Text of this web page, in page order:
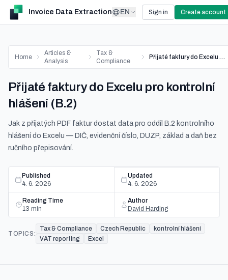
Invoice Data Extraction EN Sign in Create account
Home
Articles &
Analysis
Tax &
Compliance
Přijaté faktury do Excelu pro kontrolní hlášení (B.2)
Přijaté faktury do Excelu pro kontrolní
hlášení (B.2)
Jak z přijatých PDF faktur dostat data pro oddíl B.2 kontrolního
hlášení do Excelu — DIČ, evidenční číslo, DUZP, základ a daň bez
ručního přepisování.
Published
4. 6. 2026
Updated
4. 6. 2026
Reading Time
13 min
Author
David Harding
TOPICS:
Tax & Compliance Czech Republic
kontrolní hlášení
VAT reporting
Excel